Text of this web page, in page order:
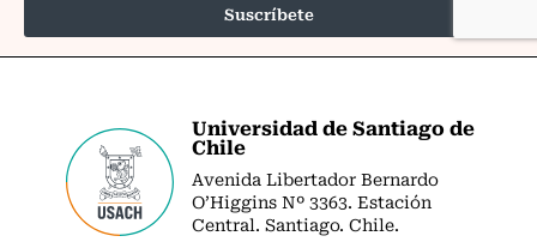
Universidad de Santiago de
Chile
Avenida Libertador Bernardo
O’Higgins Nº 3363. Estación
Central. Santiago. Chile.